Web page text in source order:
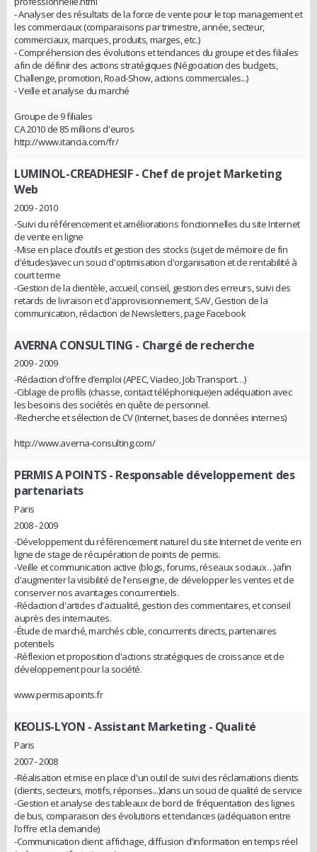
- Analyser des résultats de la force de vente pour le top management et
les commerciaux (comparaisons par trimestre, année, secteur,
commerciaux, marques, produits, marges, etc.)
- Compréhension des évolutions et tendances du groupe et des filiales
afin de définir des actions stratégiques (Négociation des budgets,
Challenge, promotion, Road-Show, actions commerciales...)
- Veille et analyse du marché
Groupe de 9 filiales
CA 2010 de 85 millions d'euros
http://www.itancia.com/fr/
LUMINOL-CREADHESIF- Chef de projet Marketing
Web
2009 - 2010
-Suivi du référencement et améliorations fonctionnelles du site Internet
de vente en ligne
-Mise en place d’outils et gestion des stocks (sujet de mémoire de fin
d'études)avec un souci d'optimisation d'organisation et de rentabilité à
court terme
-Gestion de la clientèle, accueil, conseil, gestion des erreurs, suivi des
retards de livraison et d'approvisionnement, SAV, Gestion de la
communication, rédaction de Newsletters, page Facebook
AVERNA CONSULTING - Chargé de recherche
2009 - 2009
-Rédaction d’offre d’emploi (APEC, Viadeo, Job Transport…)
-Ciblage de profils (chasse, contact téléphonique)en adéquation avec
les besoins des sociétés en quête de personnel.
-Recherche et sélection de CV (Internet, bases de données internes)
http://www.averna-consulting.com/
PERMIS A POINTS- Responsable développement des
partenariats
Paris
2008 - 2009
-Développement du référencement naturel du site Internet de vente en
ligne de stage de récupération de points de permis.
-Veille et communication active (blogs, forums, réseaux sociaux…)afin
d'augmenter la visibilité de l'enseigne, de développer les ventes et de
conserver nos avantages concurrentiels.
-Rédaction d'articles d'actualité, gestion des commentaires, et conseil
auprès des internautes.
-Étude de marché, marchés cible, concurrents directs, partenaires
potentiels
-Réflexion et proposition d'actions stratégiques de croissance et de
développement pour la société.
www.permisapoints.fr
KEOLIS-LYON - Assistant Marketing - Qualité
Paris
2007 - 2008
-Réalisation et mise en place d'un outil de suivi des réclamations clients
(clients, secteurs, motifs, réponses...)dans un souci de qualité de service
-Gestion et analyse des tableaux de bord de fréquentation des lignes
de bus, comparaison des évolutions et tendances (adéquation entre
l’offre et la demande)
-Communication client: affichage, diffusion d'information en temps réel